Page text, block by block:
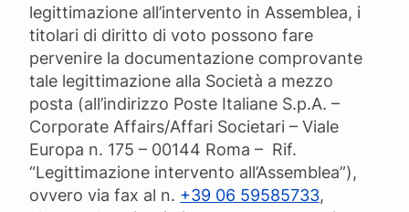
legittimazione all’intervento in Assemblea, i
titolari di diritto di voto possono fare
pervenire la documentazione comprovante
tale legittimazione alla Società a mezzo
posta (all’indirizzo Poste Italiane S.p.A. –
Corporate Affairs/Affari Societari – Viale
Europa n. 175 – 00144 Roma – Rif.
“Legittimazione intervento all’Assemblea”),
ovvero via fax al n. +39 06 59585733,